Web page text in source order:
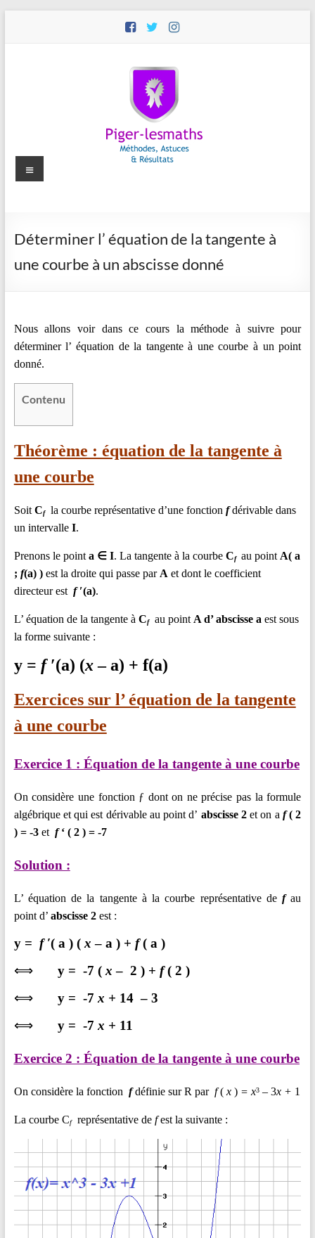
lesmaths
en
Ligne
–
–
Résultats
Menu
Déterminer l’ équation de la tangente à
une courbe à un abscisse donné
Nous allons voir dans ce cours la méthode à suivre pour
déterminer l’ équation de la tangente à une courbe à un point
donné.
Contenu
Théorème : équation de la tangente à
une courbe
Soit Cf la courbe représentative d’une fonction fdérivable dans
un intervalleI.
Prenons le point a ∈ I. La tangente à la courbe Cf au point A( a
; f(a) )est la droite qui passe par A et dont le coefficient
directeur est f′(a).
L’ équation de la tangente à Cf au point A d’ abscisse a est sous
la forme suivante :
y = f′(a) (x– a) + f(a)
Exercices sur l’ équation de la tangente
à une courbe
Exercice 1 : Équation de la tangente à une courbe
On considère une fonction ƒ dont on ne précise pas la formule
algébrique et qui est dérivable au point d’ abscisse 2et on a f ( 2
) = -3et f‘ ( 2 ) = -7
Solution :
L’ équation de la tangente à la courbe représentative de fau
point d’ abscisse 2est :
y = f′( a ) ( x– a ) + f ( a )
⟺ y = -7 ( x– 2 ) + f( 2 )
⟺ y = -7 x + 14– 3
⟺ y = -7 x + 11
Exercice 2 : Équation de la tangente à une courbe
On considère la fonction f définie sur R par f(x )= x3– 3x + 1
La courbe Cfreprésentative de fest la suivante :